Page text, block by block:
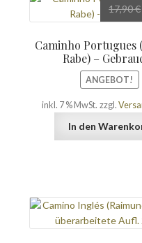
Caminho Portugues
Rabe) –
ANGEBOT!
17,90€
inkl. 7 % MwSt. zzgl.
In den